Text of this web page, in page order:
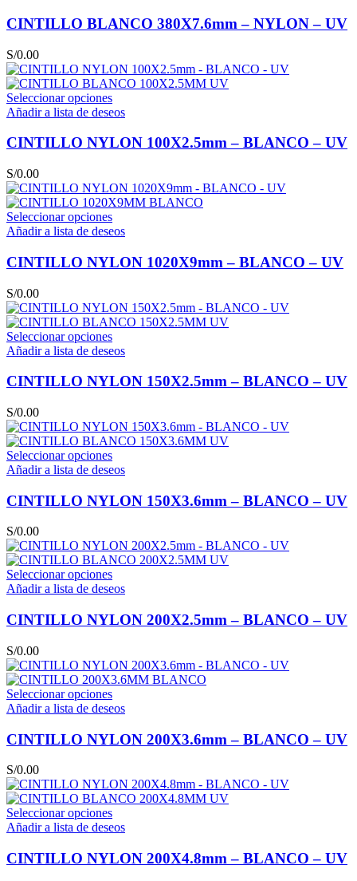
CINTILLO BLANCO 380X7.6mm – NYLON – UV
S/0.00
Seleccionar opciones
Añadir a lista de deseos
CINTILLO NYLON 100X2.5mm – BLANCO – UV
S/0.00
Seleccionar opciones
Añadir a lista de deseos
CINTILLO NYLON 1020X9mm – BLANCO – UV
S/0.00
Seleccionar opciones
Añadir a lista de deseos
CINTILLO NYLON 150X2.5mm – BLANCO – UV
S/0.00
Seleccionar opciones
Añadir a lista de deseos
CINTILLO NYLON 150X3.6mm – BLANCO – UV
S/0.00
Seleccionar opciones
Añadir a lista de deseos
CINTILLO NYLON 200X2.5mm – BLANCO – UV
S/0.00
Seleccionar opciones
Añadir a lista de deseos
CINTILLO NYLON 200X3.6mm – BLANCO – UV
S/0.00
Seleccionar opciones
Añadir a lista de deseos
CINTILLO NYLON 200X4.8mm – BLANCO – UV